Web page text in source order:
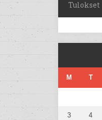
Tulokset
M T
3 4